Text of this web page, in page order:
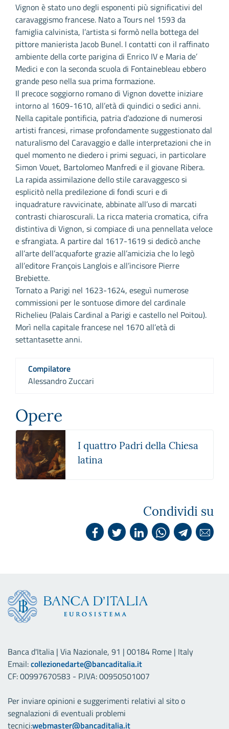
Vignon è stato uno degli esponenti più significativi del
caravaggismo francese. Nato a Tours nel 1593 da
famiglia calvinista, l’artista si formò nella bottega del
pittore manierista Jacob Bunel. I contatti con il raffinato
ambiente della corte parigina di Enrico IV e Maria de’
Medici e con la seconda scuola di Fontainebleau ebbero
grande peso nella sua prima formazione.
Il precoce soggiorno romano di Vignon dovette iniziare
intorno al 1609-1610, all’età di quindici o sedici anni.
Nella capitale pontificia, patria d’adozione di numerosi
artisti francesi, rimase profondamente suggestionato dal
naturalismo del Caravaggio e dalle interpretazioni che in
quel momento ne diedero i primi seguaci, in particolare
Simon Vouet, Bartolomeo Manfredi e il giovane Ribera.
La rapida assimilazione dello stile caravaggesco si
esplicitò nella predilezione di fondi scuri e di
inquadrature ravvicinate, abbinate all’uso di marcati
contrasti chiaroscurali. La ricca materia cromatica, cifra
distintiva di Vignon, si compiace di una pennellata veloce
e sfrangiata. A partire dal 1617-1619 si dedicò anche
all’arte dell’acquaforte grazie all’amicizia che lo legò
all’editore François Langlois e all’incisore Pierre
Brebiette.
Tornato a Parigi nel 1623-1624, eseguì numerose
commissioni per le sontuose dimore del cardinale
Richelieu (Palais Cardinal a Parigi e castello nel Poitou).
Morì nella capitale francese nel 1670 all’età di
settantasette anni.
Compilatore
Alessandro Zuccari
Opere
I quattro Padri della Chiesa
latina
Condividi su
Banca d'Italia | Via Nazionale, 91 | 00184 Rome | Italy
Email:collezionedarte@bancaditalia.it
CF: 00997670583 - P.IVA: 00950501007
Per inviare opinioni e suggerimenti relativi al sito o
segnalazioni di eventuali problemi
tecnici:webmaster@bancaditalia.it